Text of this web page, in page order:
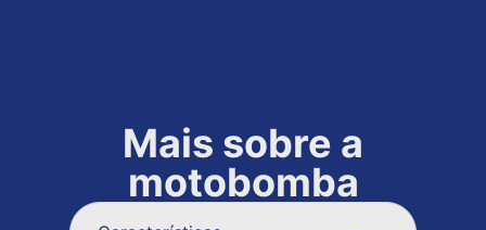
Mais sobre a
motobomba